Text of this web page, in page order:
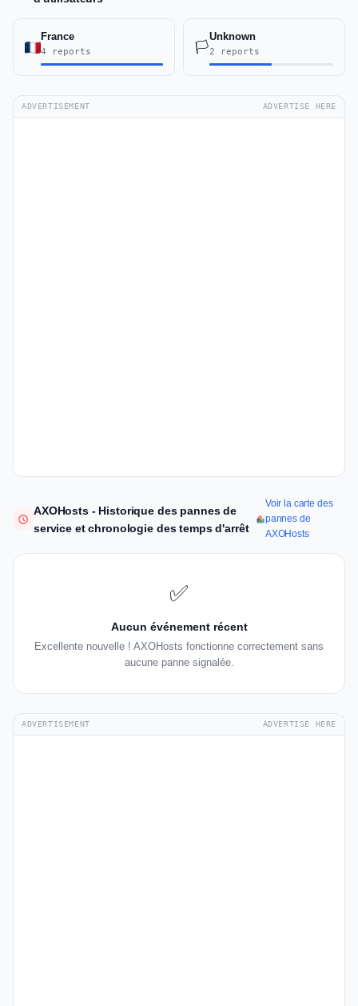
France
4 reports 🏳️
Unknown
2 reports
ADVERTISEMENT ADVERTISE HERE
AXOHosts - Historique des pannes de
service et chronologie des temps d'arrêt
Voir la carte des
pannes de
AXOHosts
✅
Aucun événement récent
Excellente nouvelle ! AXOHosts fonctionne correctement sans
aucune panne signalée.
ADVERTISEMENT ADVERTISE HERE